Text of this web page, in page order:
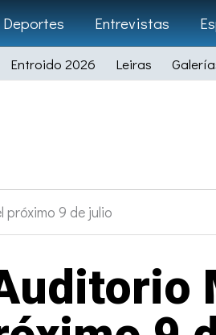
Deportes Entrevistas
Entroido 2026 Leiras
próximo 9 de julio